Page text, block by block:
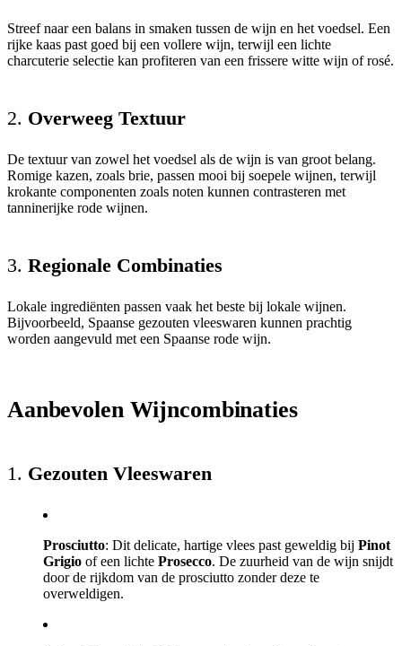
Streef naar een balans in smaken tussen de wijn en het voedsel. Een
rijke kaas past goed bij een vollere wijn, terwijl een lichte
charcuterie selectie kan profiteren van een frissere witte wijn of rosé.
2. Overweeg Textuur
De textuur van zowel het voedsel als de wijn is van groot belang.
Romige kazen, zoals brie, passen mooi bij soepele wijnen, terwijl
krokante componenten zoals noten kunnen contrasteren met
tanninerijke rode wijnen.
3. Regionale Combinaties
Lokale ingrediënten passen vaak het beste bij lokale wijnen.
Bijvoorbeeld, Spaanse gezouten vleeswaren kunnen prachtig
worden aangevuld met een Spaanse rode wijn.
Aanbevolen Wijncombinaties
1. Gezouten Vleeswaren
Prosciutto: Dit delicate, hartige vlees past geweldig bij Pinot
Grigio of een lichte Prosecco. De zuurheid van de wijn snijdt
door de rijkdom van de prosciutto zonder deze te
overweldigen.